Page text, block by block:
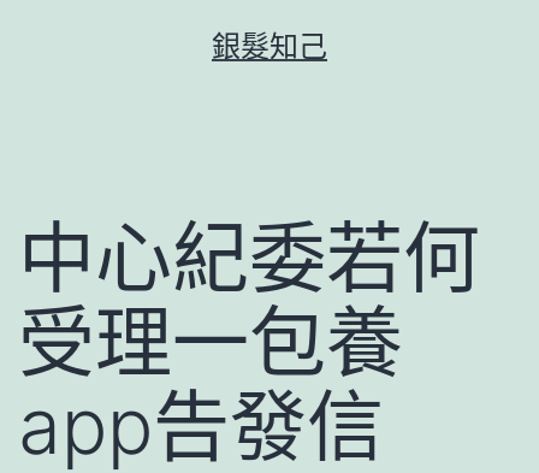
銀髮知己
中心紀委若何
受理一包養
app告發信